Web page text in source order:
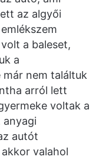
az algyői
a baleset,
a
már nem találtuk
arról lett
voltak a
anyagi
autót
valahol